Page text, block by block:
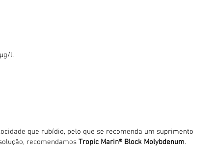
l.
que rubídio, pelo que se recomenda um suprimento
recomendamos Tropic Marin® Block Molybdenum.